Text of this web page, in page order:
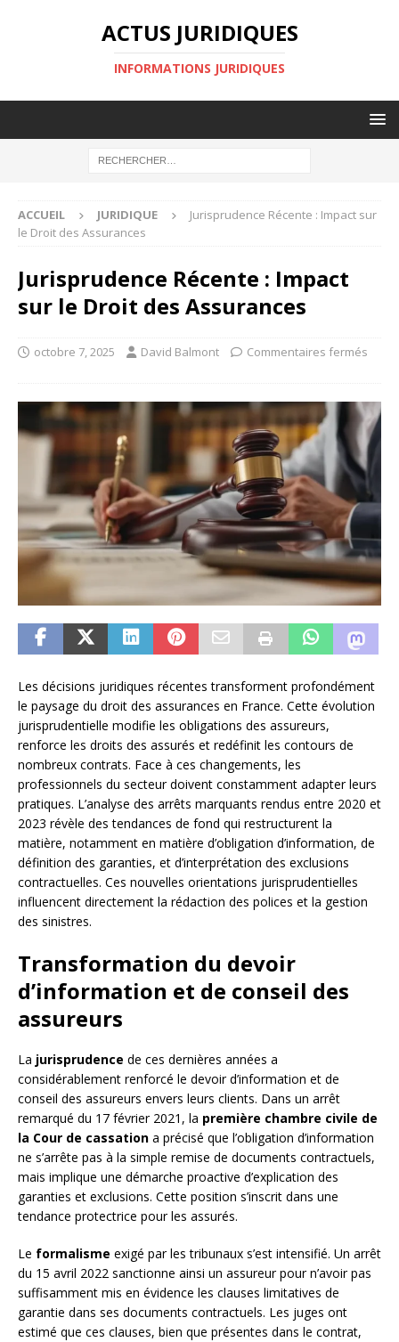
ACTUS JURIDIQUES
INFORMATIONS JURIDIQUES
ACCUEIL JURIDIQUE
Jurisprudence Récente : Impact sur
le Droit des Assurances
Jurisprudence Récente : Impact
sur le Droit des Assurances
octobre 7, 2025 David Balmont Commentaires fermés
Les décisions juridiques récentes transforment profondément
le paysage du droit des assurances en France. Cette évolution
jurisprudentielle modifie les obligations des assureurs,
renforce les droits des assurés et redéfinit les contours de
nombreux contrats. Face à ces changements, les
professionnels du secteur doivent constamment adapter leurs
pratiques. L’analyse des arrêts marquants rendus entre 2020 et
2023 révèle des tendances de fond qui restructurent la
matière, notamment en matière d’obligation d’information, de
définition des garanties, et d’interprétation des exclusions
contractuelles. Ces nouvelles orientations jurisprudentielles
influencent directement la rédaction des polices et la gestion
des sinistres.
Transformation du devoir
d’information et de conseil des
assureurs
La jurisprudence de ces dernières années a
considérablement renforcé le devoir d’information et de
conseil des assureurs envers leurs clients. Dans un arrêt
remarqué du 17 février 2021, la première chambre civile de
la Cour de cassation a précisé que l’obligation d’information
ne s’arrête pas à la simple remise de documents contractuels,
mais implique une démarche proactive d’explication des
garanties et exclusions. Cette position s’inscrit dans une
tendance protectrice pour les assurés.
Le formalisme exigé par les tribunaux s’est intensifié. Un arrêt
du 15 avril 2022 sanctionne ainsi un assureur pour n’avoir pas
suffisamment mis en évidence les clauses limitatives de
garantie dans ses documents contractuels. Les juges ont
estimé que ces clauses, bien que présentes dans le contrat,